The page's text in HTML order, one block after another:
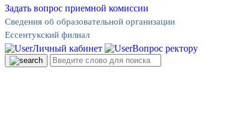
Задать вопрос приемной комиссии
Сведения об образовательной организации
Ессентукский филиал
Личный кабинет Вопрос ректору